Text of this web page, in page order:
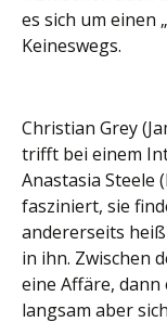
es sich um einen
Keineswegs.
Christian Grey
trifft bei einem
Anastasia Steele
fasziniert, sie
andererseits
in ihn. Zwischen
eine Affäre,
langsam aber